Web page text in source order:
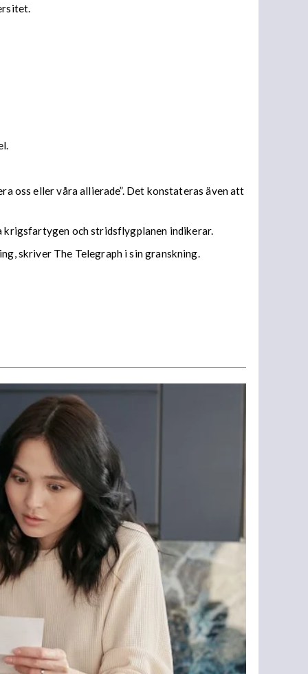
oss eller våra allierade”. Det konstateras även att
krigsfartygen och stridsflygplanen indikerar.
skriver The Telegraph i sin granskning.